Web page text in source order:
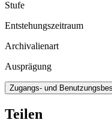
Stufe
Entstehungszeitraum
Archivalienart
Ausprägung
Zugangs- und
Teilen